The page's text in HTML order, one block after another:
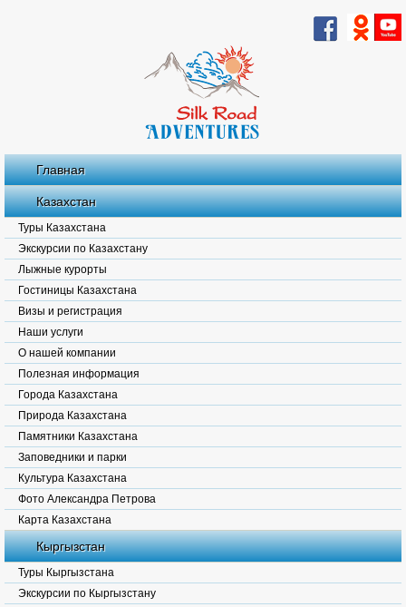
Главная
Казахстан
Туры Казахстана
Экскурсии по Казахстану
Лыжные курорты
Гостиницы Казахстана
Визы и регистрация
Наши услуги
О нашей компании
Полезная информация
Города Казахстана
Природа Казахстана
Памятники Казахстана
Заповедники и парки
Культура Казахстана
Фото Александра Петрова
Карта Казахстана
Кыргызстан
Туры Кыргызстана
Экскурсии по Кыргызстану